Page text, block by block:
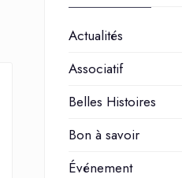
Actualités
Associatif
Belles Histoires
Bon à savoir
Événement